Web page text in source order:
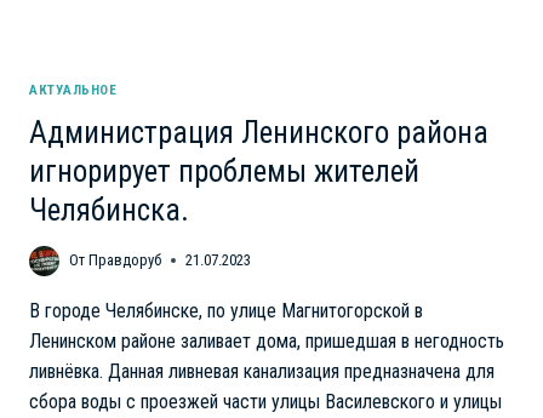
АКТУАЛЬНОЕ
Администрация Ленинского района
игнорирует проблемы жителей
Челябинска.
От Правдоруб 21.07.2023
В городе Челябинске, по улице Магнитогорской в
Ленинском районе заливает дома, пришедшая в негодность
ливнёвка. Данная ливневая канализация предназначена для
сбора воды с проезжей части улицы Василевского и улицы